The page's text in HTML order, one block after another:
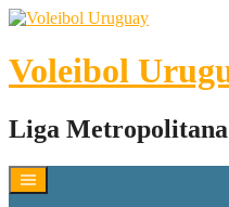
Skip
content
Voleibol
Liga